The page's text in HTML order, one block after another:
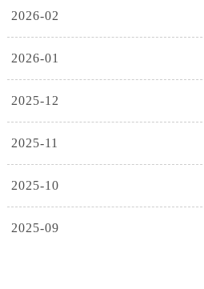
2026-02
2026-01
2025-12
2025-11
2025-10
2025-09